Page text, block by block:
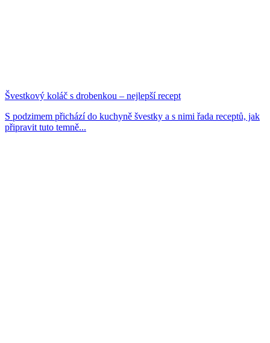
Švestkový koláč s drobenkou – nejlepší recept
S podzimem přichází do kuchyně švestky a s nimi řada receptů, jak
připravit tuto temně...